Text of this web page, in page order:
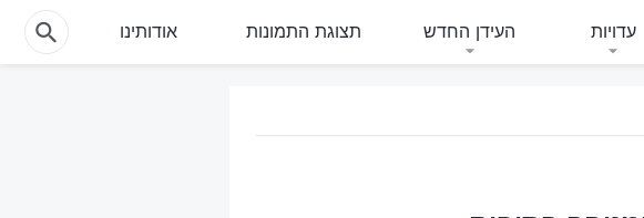
עדויות העידן החדש תצוגת התמונות אודותינו